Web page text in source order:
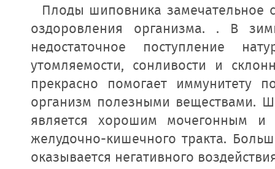
Плоды шиповника замечательное
оздоровления организма. . В
недостаточное поступление
утомляемости, сонливости и
прекрасно помогает иммунитету
организм полезными веществами.
является хорошим мочегонным и
желудочно-кишечного тракта.
оказывается негативного